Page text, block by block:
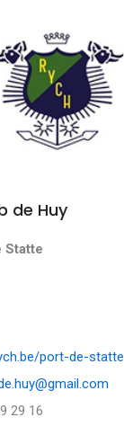
de Huy
Statte
port-de-statte
29 16